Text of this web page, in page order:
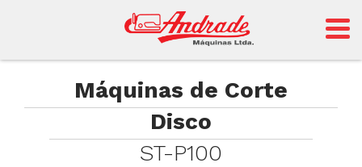
Andrade
Sansei
Máquinas de Corte
Disco
ST-P100